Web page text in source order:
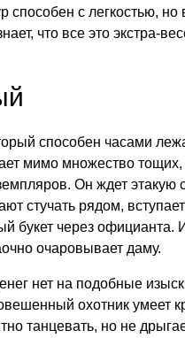
способен с легкостью,
что все это экстра-
способен часами
мимо множество
Он ждет этакую
стучать рядом,
букет через официанта.
очаровывает даму.
нет на подобные
охотник умеет
танцевать, но не